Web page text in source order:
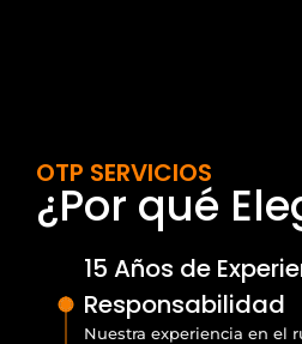
OTP SERVICIOS
¿Por qué
15 Años de
Responsabilidad
Nuestra experiencia en el